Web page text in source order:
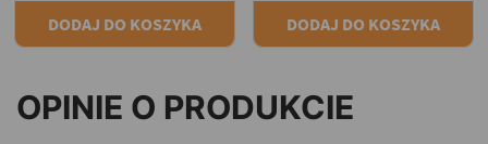
DODAJ DO KOSZYKA DODAJ DO KOSZYKA
OPINIE O PRODUKCIE